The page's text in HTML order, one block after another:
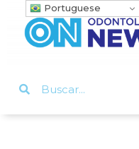
Portuguese